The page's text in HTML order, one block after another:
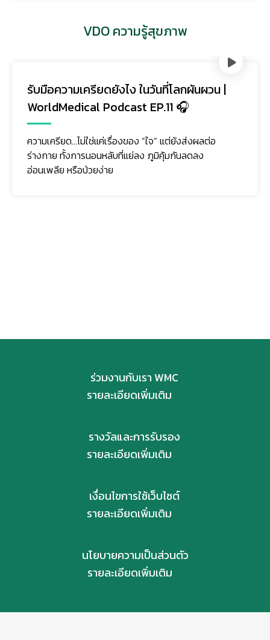
VDO ความรู้สุขภาพ
รับมือความเครียดยังไง ในวันที่โลกผันผวน |
WorldMedical Podcast EP.11 🎧
ความเครียด…ไม่ใช่แค่เรื่องของ “ใจ” แต่ยังส่งผลต่อ
ร่างกาย ทั้งการนอนหลับที่แย่ลง ภูมิคุ้มกันลดลง
อ่อนเพลีย หรือป่วยง่าย
ร่วมงานกับเรา WMC
รายละเอียดเพิ่มเติม
รางวัลและการรับรอง
รายละเอียดเพิ่มเติม
เงื่อนไขการใช้เว็บไซต์
รายละเอียดเพิ่มเติม
นโยบายความเป็นส่วนตัว
รายละเอียดเพิ่มเติม